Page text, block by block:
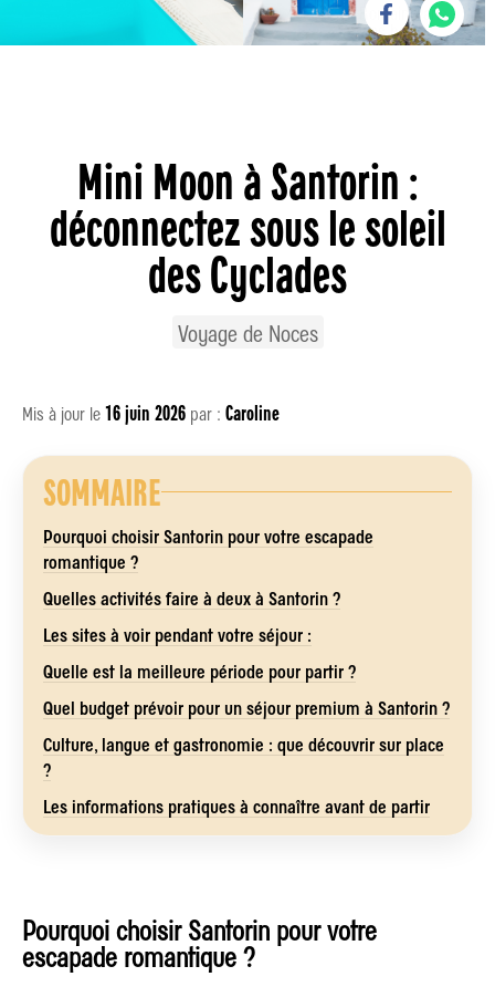
Mini Moon à Santorin :
déconnectez sous le soleil
des Cyclades
Voyage de Noces
Mis à jour le 16 juin 2026 par : Caroline
SOMMAIRE
Pourquoi choisir Santorin pour votre escapade
romantique ?
Quelles activités faire à deux à Santorin ?
Les sites à voir pendant votre séjour :
Quelle est la meilleure période pour partir ?
Quel budget prévoir pour un séjour premium à Santorin ?
Culture, langue et gastronomie : que découvrir sur place
?
Les informations pratiques à connaître avant de partir
Pourquoi choisir Santorin pour votre
escapade romantique ?
Romain Paris
was here